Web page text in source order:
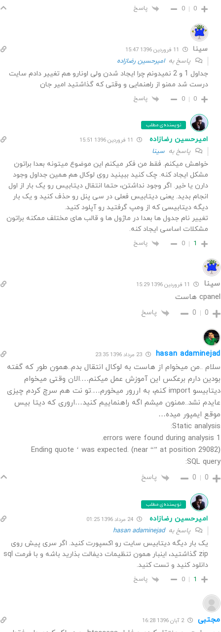
0
0 پاسخ
سینا
پاسخ بهامیرحسین رضازاده
جداول 1 و 2 نمیدونم چرا ایجاد شدن ولی اونارو هم تغییر دادم سایت
درست شد ممنو از راهنمایی و وقتی که گذاشتید امیر جان
0
0 پاسخ
نویسنده‌ی مطلب
امیرحسین رضازاده
پاسخ به سینا
خواهش میکنم. فقط من فکر میکنم این موضوع میتونه بعدا براتون
مشکل ایجاد کنه. چک کنید ببینید روی لوکال هم همین جداول وجود
دارن یا خیر. اگر وجود نداشتن، حتما انتقال دیتابیس رو یک بار از اول
انجام بدید. یعنی دیتابیس فعلی در سی پنل رو حذف کنید و یک بار
دیگه دیتابیسی که از ومپ گرفتید رو آپلود کنید.
تغییر نام جدول ها بعدا در ماژول ها و قالب های مختلف ممکنه براتون
مشکلات اساسی ایجاد کنه.
1
0 پاسخ
سینا
cpanel هاست
0
0 پاسخ
hasan adaminejad 23 مرداد 1396 23:35
سلام ..من میخوام از هاست به لوکال انتقال بدم..همون طور که گفته
بودین دارم برعکس این آموزش عمل میکنم….الان وقتی میخوام
دیتابیسو import کنم، به اررور میخورم….تو نت هم سرچ کردم چیزی
عایدم نشد..ممنون میشم اگه راهنماییم کنید…اروری که دیتا بیس
موقع ایمپور میده…
Static analysis:
1 errors were found during analysis.
Ending quote ‘ was expected. (near “” at position 29082)
SQL query:
0
0 پاسخ
نویسنده‌ی مطلب
امیرحسین رضازاده 24 مرداد 1396 01:25
پاسخ بهhasan adaminejad
یک بار دیگه دیتابیس سایت رو اکسپورت کنید. اگر سری پیش روی
zip گذاشتید، اینبار همون تنظیمات دیفالت بذارید باشه و با فرمت sql
دانلود کنید و تست کنید.
1
0 پاسخ
مجتبی 2 آبان 1396 16:28